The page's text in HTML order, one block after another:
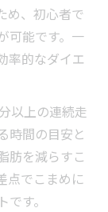
走り方
始め方
立て方
がけ
習慣に
ント
め、初心者で
可能です。一
率的なダイエ
以上の連続走
時間の目安と
肪を減らすこ
点でこまめに
す。